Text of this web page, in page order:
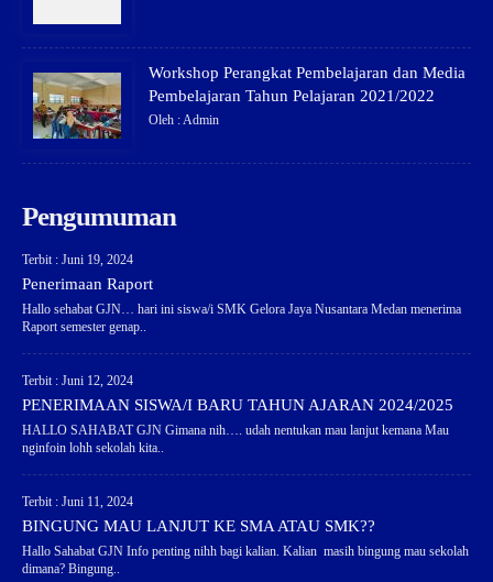
Workshop Perangkat Pembelajaran dan Media
Pembelajaran Tahun Pelajaran 2021/2022
Oleh : Admin
Pengumuman
Terbit : Juni 19, 2024
Penerimaan Raport
Hallo sehabat GJN… hari ini siswa/i SMK Gelora Jaya Nusantara Medan menerima
Raport semester genap..
Terbit : Juni 12, 2024
PENERIMAAN SISWA/I BARU TAHUN AJARAN 2024/2025
HALLO SAHABAT GJN Gimana nih…. udah nentukan mau lanjut kemana Mau
nginfoin lohh sekolah kita..
Terbit : Juni 11, 2024
BINGUNG MAU LANJUT KE SMA ATAU SMK??
Hallo Sahabat GJN Info penting nihh bagi kalian. Kalian masih bingung mau sekolah
dimana? Bingung..